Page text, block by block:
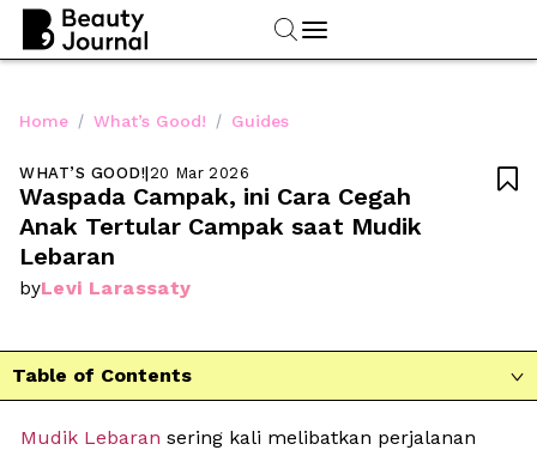
Home / What’s Good! / Guides
WHAT’S GOOD!|20 Mar 2026
Waspada Campak, ini Cara Cegah
Anak Tertular Campak saat Mudik
Lebaran
byLevi Larassaty

Table of Contents 
Mudik Lebaran sering kali melibatkan perjalanan